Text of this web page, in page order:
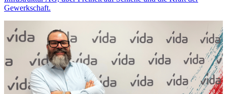
Gewerkschaft.